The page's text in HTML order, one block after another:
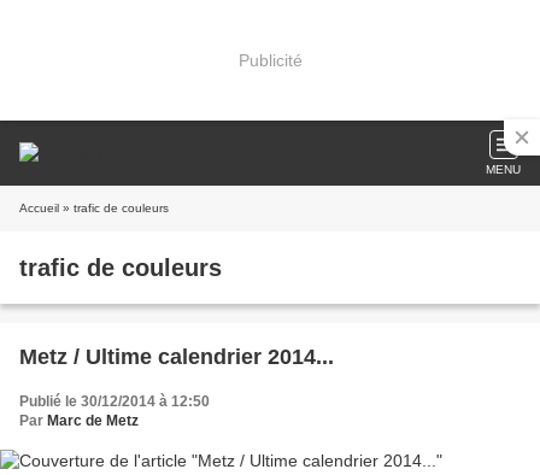
Publicité
MENU
Accueil » trafic de couleurs
trafic de couleurs
Metz / Ultime calendrier 2014...
Publié le 30/12/2014 à 12:50
Par Marc de Metz